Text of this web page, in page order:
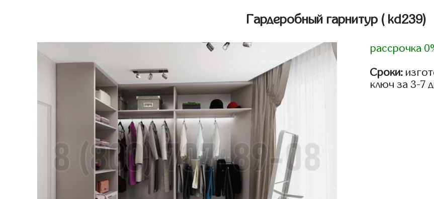
Гардеробный гарнитур ( kd239)
рассрочка
Сроки:
ключ за 3-7